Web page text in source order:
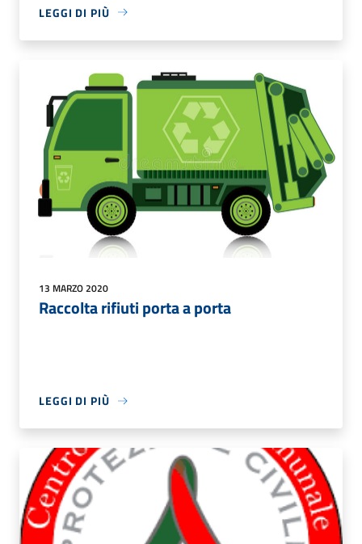
LEGGI DI PIÙ
13 MARZO 2020
Raccolta rifiuti porta a porta
LEGGI DI PIÙ